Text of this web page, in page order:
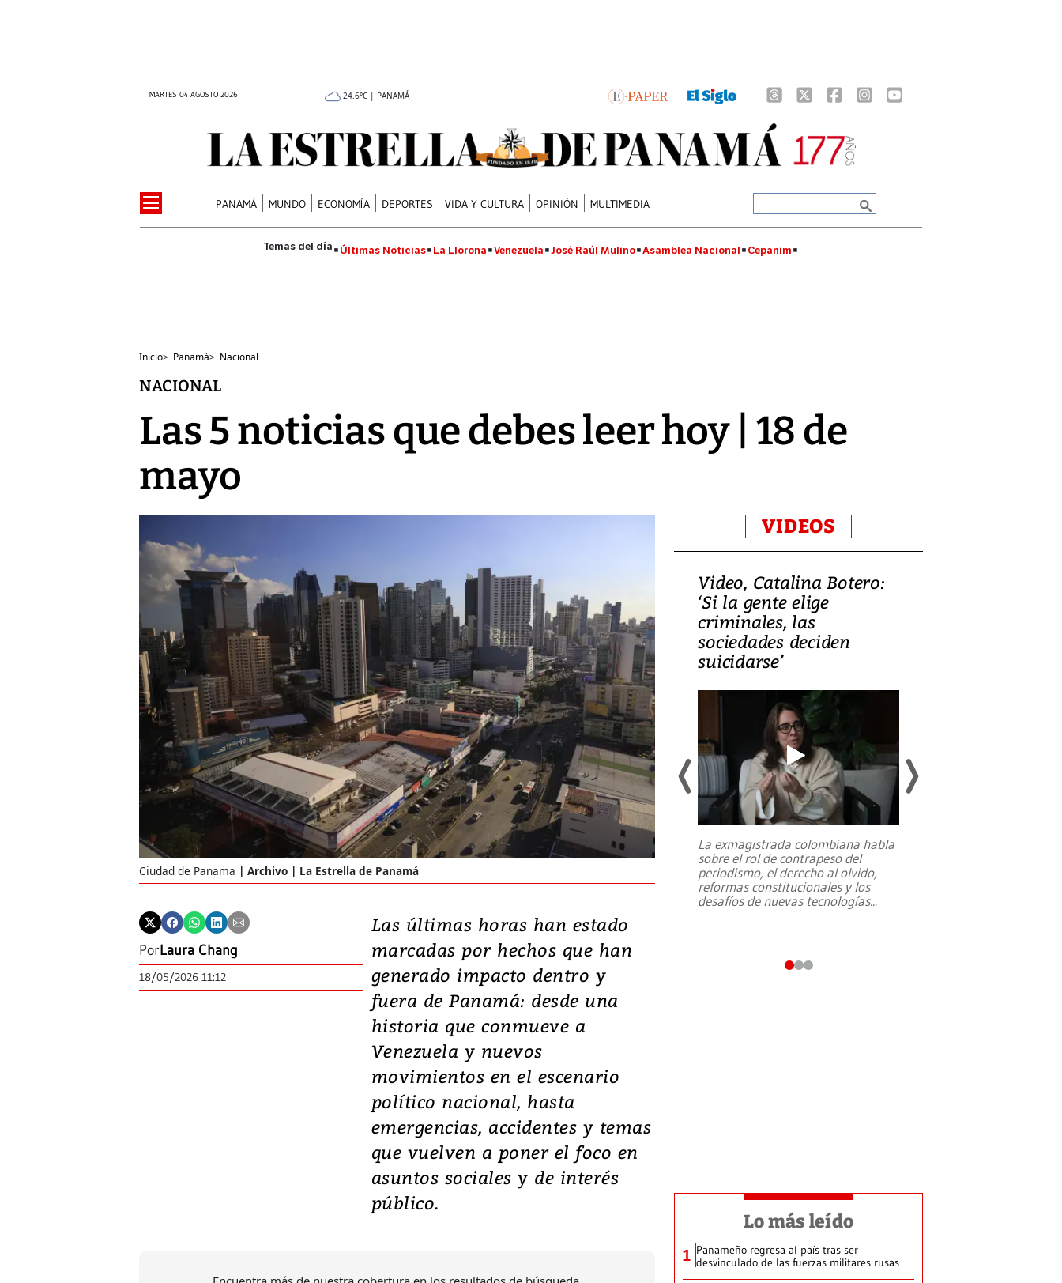
MARTES 04 AGOSTO 2026 24.6°C | PANAMÁ
PANAMÁ MUNDO ECONOMÍA DEPORTES VIDA Y CULTURA OPINIÓN MULTIMEDIA
Últimas Noticias La Llorona Venezuela José Raúl Mulino Asamblea Nacional Cepanim
Inicio> Panamá> Nacional
NACIONAL
Las 5 noticias que debes leer hoy | 18 de
mayo
Ciudad de Panama Archivo | La Estrella de Panamá
PorLaura Chang
18/05/2026 11:12
Las últimas horas han estado
marcadas por hechos que han
generado impacto dentro y
fuera de Panamá: desde una
historia que conmueve a
Venezuela y nuevos
movimientos en el escenario
político nacional, hasta
emergencias, accidentes y temas
que vuelven a poner el foco en
asuntos sociales y de interés
público.
VIDEOS
Video, Japón: Terremoto
deja heridos y graves
daños en Kumamoto
Un fuerte terremoto de magnitud
7,1 se registró este martes 28 de
julio en la prefectura de Kumamoto,
al sur de Japón, provocando una
emergencia de gran...
Video, Catalina Botero:
‘Si la gente elige
criminales, las
sociedades deciden
suicidarse’
La exmagistrada colombiana habla
sobre el rol de contrapeso del
periodismo, el derecho al olvido,
reformas constitucionales y los
desafíos de nuevas tecnologías...
Lo más leído
1 Panameño regresa al país tras ser
desvinculado de las fuerzas militares rusas